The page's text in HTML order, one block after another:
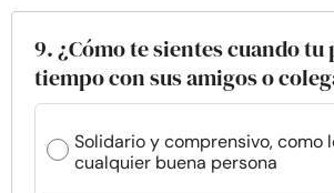
9. ¿Cómo te sientes cuando tu
tiempo con sus amigos o
Solidario y comprensivo, como
cualquier buena persona